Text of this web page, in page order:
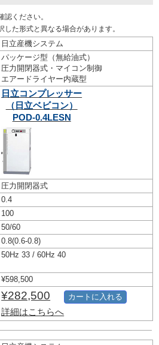
認ください。
た形式と異なる場合があります。
日立産機システム
パッケージ型（無給油式）
圧力開閉器式・マイコン制御
エアードライヤー内蔵型
日立コンプレッサー
（日立ベビコン）
POD-0.4LESN
圧力開閉器式
0.4
100
50/60
0.8(0.6-0.8)
50Hz 33 / 60Hz 40
¥598,500
¥282,500
詳細はこちらへ
カートに入れる